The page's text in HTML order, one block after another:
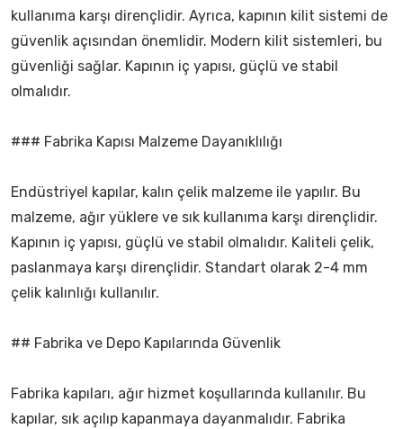
kullanıma karşı dirençlidir. Ayrıca, kapının kilit sistemi de
güvenlik açısından önemlidir. Modern kilit sistemleri, bu
güvenliği sağlar. Kapının iç yapısı, güçlü ve stabil
olmalıdır.
### Fabrika Kapısı Malzeme Dayanıklılığı
Endüstriyel kapılar, kalın çelik malzeme ile yapılır. Bu
malzeme, ağır yüklere ve sık kullanıma karşı dirençlidir.
Kapının iç yapısı, güçlü ve stabil olmalıdır. Kaliteli çelik,
paslanmaya karşı dirençlidir. Standart olarak 2-4 mm
çelik kalınlığı kullanılır.
## Fabrika ve Depo Kapılarında Güvenlik
Fabrika kapıları, ağır hizmet koşullarında kullanılır. Bu
kapılar, sık açılıp kapanmaya dayanmalıdır. Fabrika